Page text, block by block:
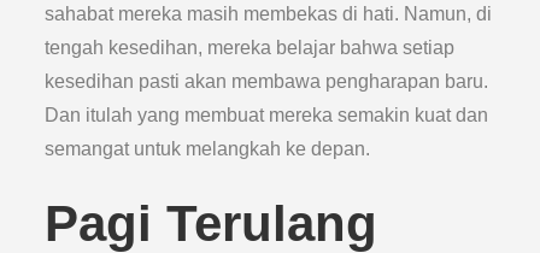
sahabat mereka masih membekas di hati. Namun, di
tengah kesedihan, mereka belajar bahwa setiap
kesedihan pasti akan membawa pengharapan baru.
Dan itulah yang membuat mereka semakin kuat dan
semangat untuk melangkah ke depan.
Pagi Terulang